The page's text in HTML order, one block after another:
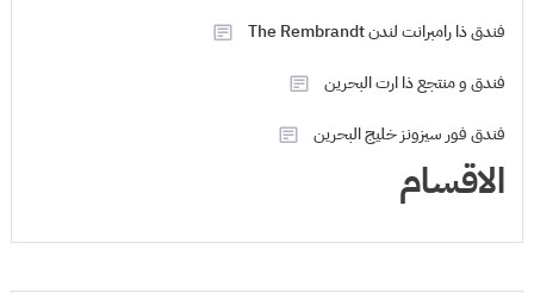
فندق ذا رامبرانت لندن The Rembrandt
فندق و منتجع ذا ارت البحرين
فندق فور سيزونز خليج البحرين
الاقسام